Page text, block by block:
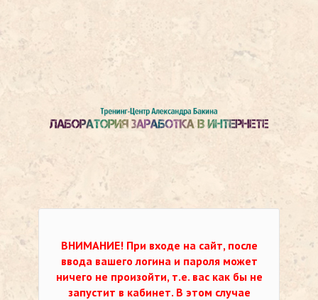
ВНИМАНИЕ! При входе на сайт, после
ввода вашего логина и пароля может
ничего не произойти, т.е. вас как бы не
запустит в кабинет. В этом случае